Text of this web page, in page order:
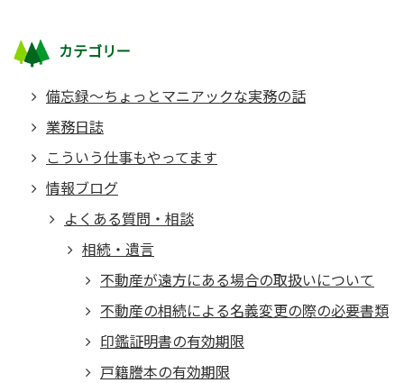
カテゴリー
備忘録～ちょっとマニアックな実務の話
業務日誌
こういう仕事もやってます
情報ブログ
よくある質問・相談
相続・遺言
不動産が遠方にある場合の取扱いについて
不動産の相続による名義変更の際の必要書類
印鑑証明書の有効期限
戸籍謄本の有効期限